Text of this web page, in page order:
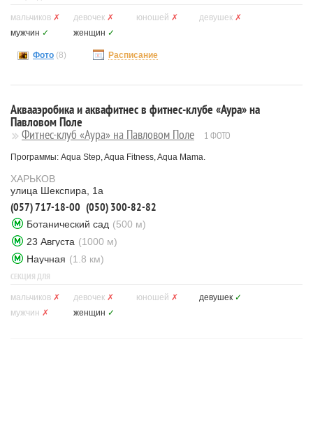
мальчиков ✗ девочек ✗ юношей ✗ девушек ✗
мужчин ✓ женщин ✓
Фото (8) Расписание
Аквааэробика и аквафитнес в фитнес-клубе «Аура» на
Павловом Поле
Фитнес-клуб «Аура» на Павловом Поле 1 ФОТО
Программы: Aqua Step, Aqua Fitness, Aqua Mama.
ХАРЬКОВ
улица Шекспира, 1а
(057) 717-18-00 (050) 300-82-82
Ботанический сад (500 м)
23 Августа (1000 м)
Научная (1.8 км)
СЕКЦИЯ ДЛЯ
мальчиков ✗ девочек ✗ юношей ✗ девушек ✓
мужчин ✗ женщин ✓